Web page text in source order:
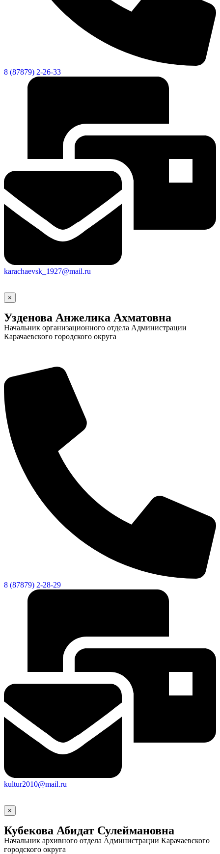
Документы
Виртуальная
приемная
видеоролики
8 (87879) 2-26-33
karachaevsk_1927@mail.ru
×
Узденова Анжелика Ахматовна
Начальник организационного отдела Администрации
Карачаевского городского округа
8 (87879) 2-28-29
kultur2010@mail.ru
×
Кубекова Абидат Сулеймановна
Начальник архивного отдела Администрации Карачаевского
городского округа